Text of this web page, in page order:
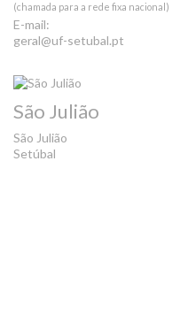
(chamada para a rede fixa nacional)
E-mail:
geral@uf-setubal.pt
São Julião
São Julião
Setúbal